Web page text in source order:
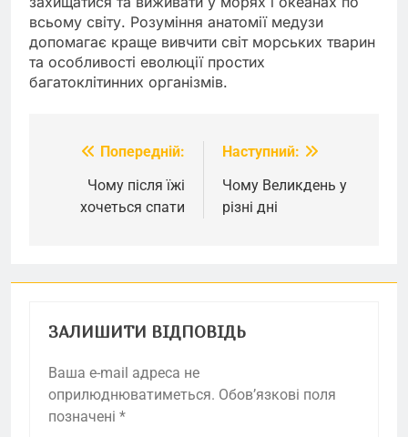
всьому світу. Розуміння анатомії медузи
допомагає краще вивчити світ морських тварин
та особливості еволюції простих
багатоклітинних організмів.
Навігація
записів
Попередній:
Чому після їжі
хочеться спати
Наступний:
Чому Великдень у
різні дні
ЗАЛИШИТИ ВІДПОВІДЬ
Ваша e-mail адреса не
оприлюднюватиметься. Обов’язкові поля
позначені *